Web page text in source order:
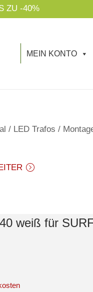
ZU -40%
MEIN KONTO
/ LED Trafos /
weiß für